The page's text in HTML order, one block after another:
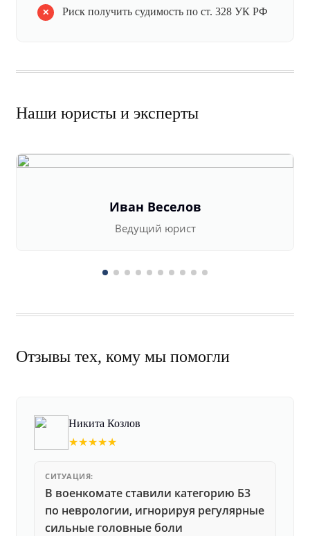
Риск получить судимость по ст. 328 УК РФ
Наши юристы и эксперты
Иван Веселов
Ведущий юрист
Отзывы тех, кому мы помогли
Никита Козлов
★★★★★
СИТУАЦИЯ:
В военкомате ставили категорию Б3
по неврологии, игнорируя регулярные
сильные головные боли